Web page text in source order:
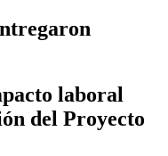
laboral
del Proyecto